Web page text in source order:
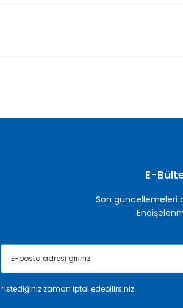
E-
Son güncellemeleri
*istediğiniz zaman iptal edebilirsiniz.